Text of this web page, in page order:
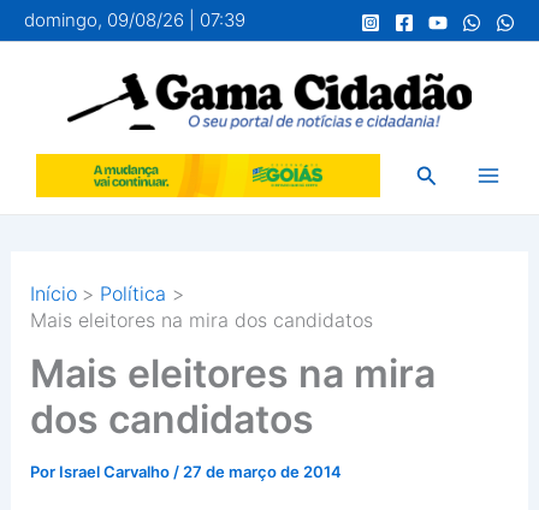
para
conteúdo
domingo, 09/08/26 | 07:39
Pesquisar
Início
Política
Mais eleitores na mira dos candidatos
Mais eleitores na mira
dos candidatos
Por Israel Carvalho / 27 de março de 2014